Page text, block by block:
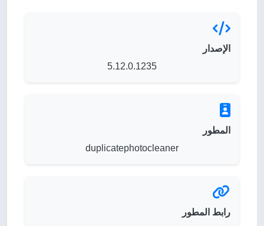
الإصدار
5.12.0.1235
المطور
duplicatephotocleaner
رابط المطور